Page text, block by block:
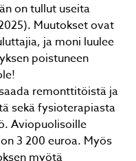
on tullut useita
Muutokset ovat
ja moni luulee
poistuneen
remonttitöistä ja
sekä fysioterapiasta
Aviopuolisoille
3 200 euroa. Myös
myötä